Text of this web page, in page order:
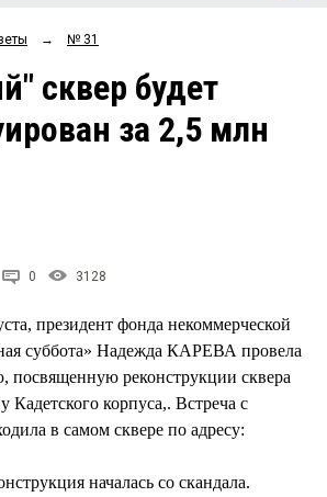
Рейтинги
Блоги
→ № 31
сквер будет
за 2,5 млн
0 3128
президент фонда некоммерческой
суббота» Надежда КАРЕВА провела
посвященную реконструкции сквера
Кадетского корпуса,. Встреча с
в самом сквере по адресу:
началась со скандала.